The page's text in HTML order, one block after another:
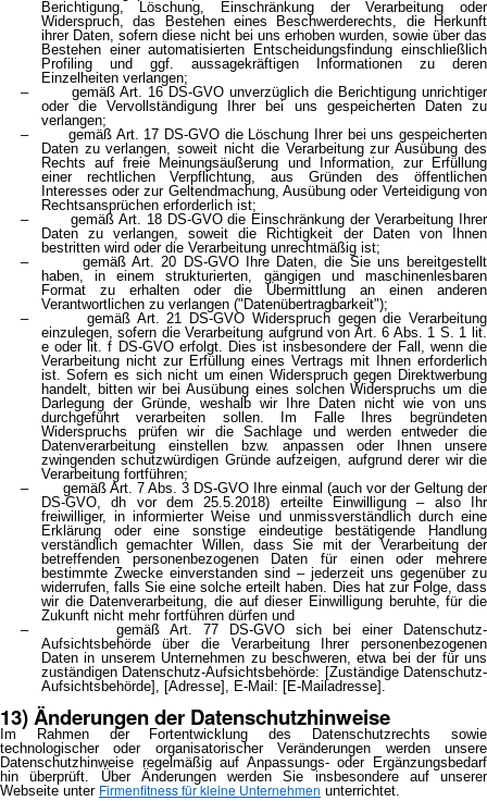
Berichtigung, Löschung, Einschränkung der Verarbeitung oder
Widerspruch, das Bestehen eines Beschwerderechts, die Herkunft
ihrer Daten, sofern diese nicht bei uns erhoben wurden, sowie über das
Bestehen einer automatisierten Entscheidungsfindung einschließlich
Profiling und ggf. aussagekräftigen Informationen zu deren
Einzelheiten verlangen;
– gemäß Art. 16 DS-GVO unverzüglich die Berichtigung unrichtiger
oder die Vervollständigung Ihrer bei uns gespeicherten Daten zu
verlangen;
– gemäß Art. 17 DS-GVO die Löschung Ihrer bei uns gespeicherten
Daten zu verlangen, soweit nicht die Verarbeitung zur Ausübung des
Rechts auf freie Meinungsäußerung und Information, zur Erfüllung
einer rechtlichen Verpflichtung, aus Gründen des öffentlichen
Interesses oder zur Geltendmachung, Ausübung oder Verteidigung von
Rechtsansprüchen erforderlich ist;
– gemäß Art. 18 DS-GVO die Einschränkung der Verarbeitung Ihrer
Daten zu verlangen, soweit die Richtigkeit der Daten von Ihnen
bestritten wird oder die Verarbeitung unrechtmäßig ist;
– gemäß Art. 20 DS-GVO Ihre Daten, die Sie uns bereitgestellt
haben, in einem strukturierten, gängigen und maschinenlesbaren
Format zu erhalten oder die Übermittlung an einen anderen
Verantwortlichen zu verlangen ("Datenübertragbarkeit");
– gemäß Art. 21 DS-GVO Widerspruch gegen die Verarbeitung
einzulegen, sofern die Verarbeitung aufgrund von Art. 6 Abs. 1 S. 1 lit.
e oder lit. f DS-GVO erfolgt. Dies ist insbesondere der Fall, wenn die
Verarbeitung nicht zur Erfüllung eines Vertrags mit Ihnen erforderlich
ist. Sofern es sich nicht um einen Widerspruch gegen Direktwerbung
handelt, bitten wir bei Ausübung eines solchen Widerspruchs um die
Darlegung der Gründe, weshalb wir Ihre Daten nicht wie von uns
durchgeführt verarbeiten sollen. Im Falle Ihres begründeten
Widerspruchs prüfen wir die Sachlage und werden entweder die
Datenverarbeitung einstellen bzw. anpassen oder Ihnen unsere
zwingenden schutzwürdigen Gründe aufzeigen, aufgrund derer wir die
Verarbeitung fortführen;
– gemäß Art. 7 Abs. 3 DS-GVO Ihre einmal (auch vor der Geltung der
DS-GVO, dh vor dem 25.5.2018) erteilte Einwilligung – also Ihr
freiwilliger, in informierter Weise und unmissverständlich durch eine
Erklärung oder eine sonstige eindeutige bestätigende Handlung
verständlich gemachter Willen, dass Sie mit der Verarbeitung der
betreffenden personenbezogenen Daten für einen oder mehrere
bestimmte Zwecke einverstanden sind – jederzeit uns gegenüber zu
widerrufen, falls Sie eine solche erteilt haben. Dies hat zur Folge, dass
wir die Datenverarbeitung, die auf dieser Einwilligung beruhte, für die
Zukunft nicht mehr fortführen dürfen und
– gemäß Art. 77 DS-GVO sich bei einer Datenschutz-
Aufsichtsbehörde über die Verarbeitung Ihrer personenbezogenen
Daten in unserem Unternehmen zu beschweren, etwa bei der für uns
zuständigen Datenschutz-Aufsichtsbehörde: [Zuständige Datenschutz-
Aufsichtsbehörde], [Adresse], E-Mail: [E-Mailadresse].
13) Änderungen der Datenschutzhinweise
Im Rahmen der Fortentwicklung des Datenschutzrechts sowie
technologischer oder organisatorischer Veränderungen werden unsere
Datenschutzhinweise regelmäßig auf Anpassungs- oder Ergänzungsbedarf
hin überprüft. Über Änderungen werden Sie insbesondere auf unserer
Webseite unter Firmenfitness für kleine Unternehmen unterrichtet.